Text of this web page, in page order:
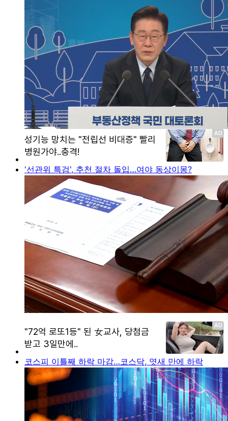
'선관위 특검', 추천 절차 돌입…여야 동상이몽?
코스피 이틀째 하락 마감…코스닥, 엿새 만에 하락